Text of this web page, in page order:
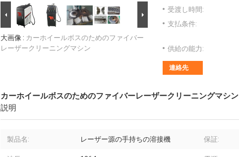
大画像 : カーホイールボスのためのファイバー
レーザークリーニングマシン
受渡し時間:
支払条件:
供給の能力:
連絡先
カーホイールボスのためのファイバーレーザークリーニングマシン
説明
製品名: レーザー源の手持ちの溶接機 保証: